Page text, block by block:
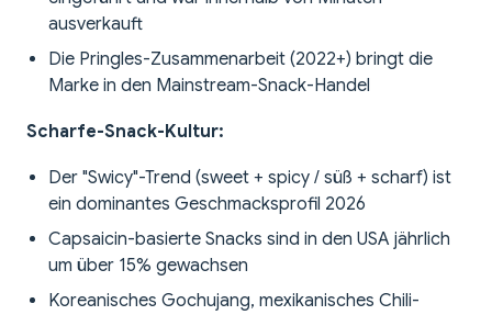
ausverkauft
Die Pringles-Zusammenarbeit (2022+) bringt die
Marke in den Mainstream-Snack-Handel
Scharfe-Snack-Kultur:
Der "Swicy"-Trend (sweet + spicy / süß + scharf) ist
ein dominantes Geschmacksprofil 2026
Capsaicin-basierte Snacks sind in den USA jährlich
um über 15% gewachsen
Koreanisches Gochujang, mexikanisches Chili-